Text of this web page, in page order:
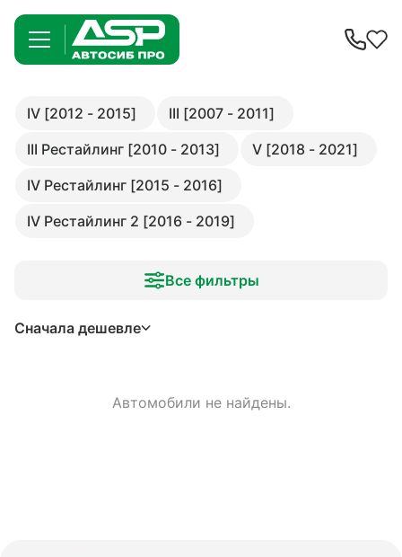
IV [2012 - 2015]
III [2007 - 2011]
III Рестайлинг [2010 - 2013]
V [2018 - 2021]
IV Рестайлинг [2015 - 2016]
IV Рестайлинг 2 [2016 - 2019]
Все фильтры
Сначала дешевле
Автомобили не найдены.